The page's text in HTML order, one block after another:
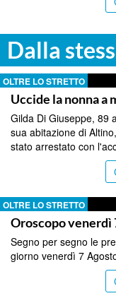
Dalla
OLTRE LO STRETTO
Uccide la nonna
Gilda Di Giuseppe, 89
sua abitazione di
stato arrestato con
OLTRE LO STRETTO
Oroscopo venerdì
Segno per segno le
giorno venerdì 7